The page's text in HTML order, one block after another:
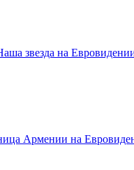
звезда на
Армении на